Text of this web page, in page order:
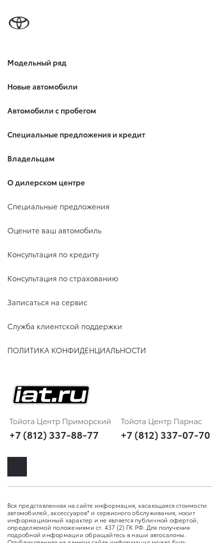
Модельный ряд
Новые автомобили
Автомобили с пробегом
Специальные предложения и кредит
Владельцам
О дилерском центре
Специальные предложения
Оцените ваш автомобиль
Консультация по кредиту
Консультация по страхованию
Записаться на сервис
Служба клиентской поддержки
ПОЛИТИКА КОНФИДЕНЦИАЛЬНОСТИ
Тойота Центр Приморский
+7 (812) 337-88-77
Тойота Центр Парнас
+7 (812) 337-07-70
Вся представленная на сайте информация, касающаяся стоимости
автомобилей, аксессуаров* и сервисного обслуживания, носит
информационный характер и не является публичной офертой,
определяемой положениями ст. 437 (2) ГК РФ. Для получения
подробной информации обращайтесь в наши автосалоны.